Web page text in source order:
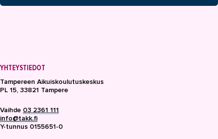
YHTEYSTIEDOT
Tampereen Aikuiskoulutuskeskus
PL 15, 33821 Tampere
Vaihde 03 2361 111
info@takk.fi
Y-tunnus 0155651-0